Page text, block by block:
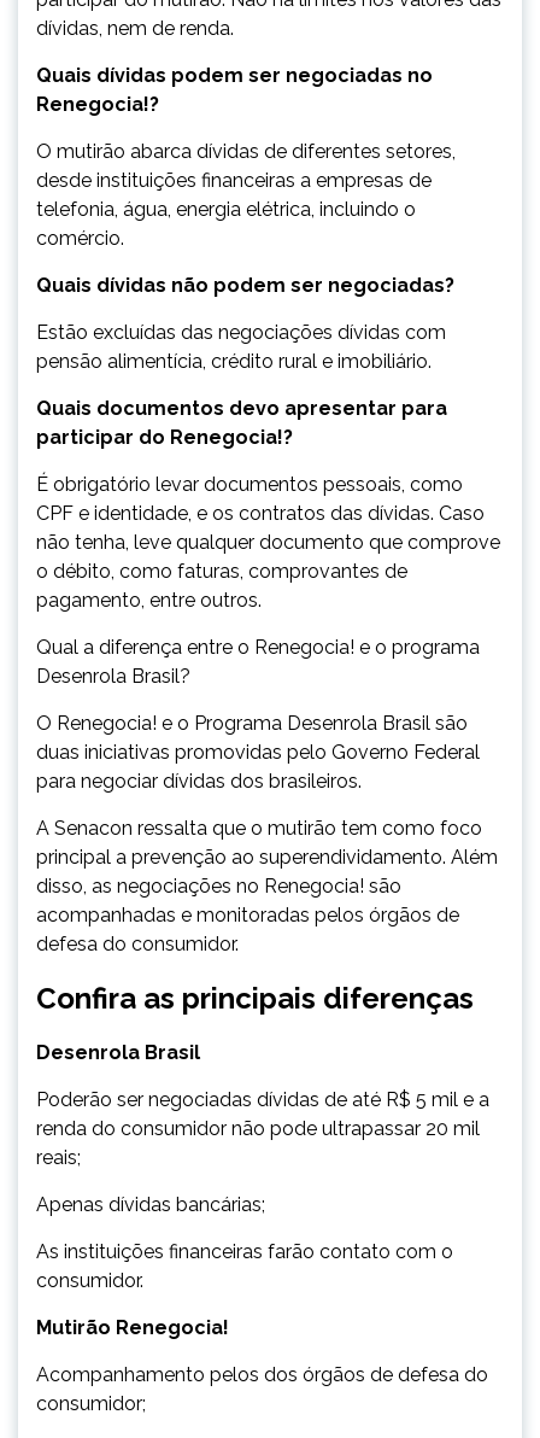
dívidas, nem de renda.
Quais dívidas podem ser negociadas no
Renegocia!?
O mutirão abarca dívidas de diferentes setores,
desde instituições financeiras a empresas de
telefonia, água, energia elétrica, incluindo o
comércio.
Quais dívidas não podem ser negociadas?
Estão excluídas das negociações dívidas com
pensão alimentícia, crédito rural e imobiliário.
Quais documentos devo apresentar para
participar do Renegocia!?
É obrigatório levar documentos pessoais, como
CPF e identidade, e os contratos das dívidas. Caso
não tenha, leve qualquer documento que comprove
o débito, como faturas, comprovantes de
pagamento, entre outros.
Qual a diferença entre o Renegocia! e o programa
Desenrola Brasil?
O Renegocia! e o Programa Desenrola Brasil são
duas iniciativas promovidas pelo Governo Federal
para negociar dívidas dos brasileiros.
A Senacon ressalta que o mutirão tem como foco
principal a prevenção ao superendividamento. Além
disso, as negociações no Renegocia! são
acompanhadas e monitoradas pelos órgãos de
defesa do consumidor.
Confira as principais diferenças
Desenrola Brasil
Poderão ser negociadas dívidas de até R$ 5 mil e a
renda do consumidor não pode ultrapassar 20 mil
reais;
Apenas dívidas bancárias;
As instituições financeiras farão contato com o
consumidor.
Mutirão Renegocia!
Acompanhamento pelos dos órgãos de defesa do
consumidor;